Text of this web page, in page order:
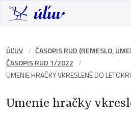
ÚĽUV
ČASOPIS RUD (REMESLO,
ČASOPIS RUD 1/2022
UMENIE HRAČKY VKRESLENÉ DO
Umenie hračky